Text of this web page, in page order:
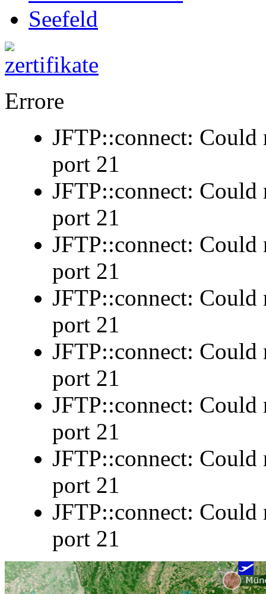
Seefeld
Errore
JFTP::connect:
port 21
JFTP::connect:
port 21
JFTP::connect:
port 21
JFTP::connect:
port 21
JFTP::connect:
port 21
JFTP::connect:
port 21
JFTP::connect:
port 21
JFTP::connect:
port 21